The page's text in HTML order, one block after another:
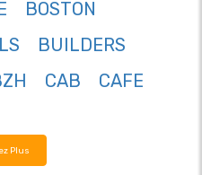
BOSTON
BUILDERS
CAB
CAFE
Plus